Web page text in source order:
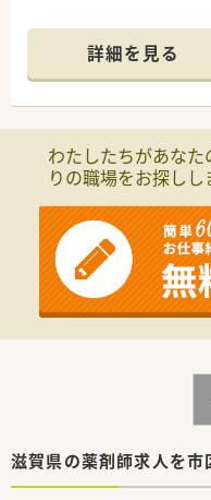
■JR草津駅より徒歩
運転に自信がない方
■週20時間勤務で社
■ショッピングセン
■主にOTC販売をご
発注業務も発生致しま
未経験の方も安心して
＼ オススメポイン
■ご経験・ご年齢不
好きな方大歓迎！
弊社からご紹介実績
■福利厚生も充実◎買
9％）がご利用頂けます
■1日6～7時間程度の
詳細を見る
わたしたちがあな
りの職場をお探しし
滋賀県の薬剤師求人を市